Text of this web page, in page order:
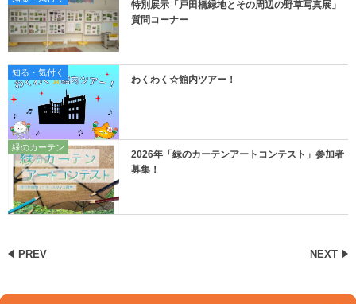
特別展示「戸田橋緑地とその周辺の野草写真展」
質問コーナー
知る・気付く
わくわく☆館内ツアー！
緑のカーテン
2026年「緑のカーテンアートコンテスト」参加者
募集！
PREV NEXT